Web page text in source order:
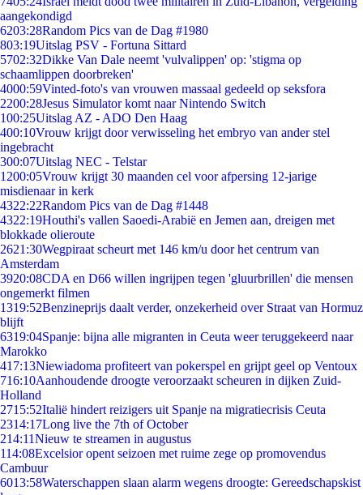
aangekondigd
6203:28Random Pics van de Dag #1980
803:19Uitslag PSV - Fortuna Sittard
5702:32Dikke Van Dale neemt 'vulvalippen' op: 'stigma op
schaamlippen doorbreken'
4000:59Vinted-foto's van vrouwen massaal gedeeld op seksfora
2200:28Jesus Simulator komt naar Nintendo Switch
100:25Uitslag AZ - ADO Den Haag
400:10Vrouw krijgt door verwisseling het embryo van ander stel
ingebracht
300:07Uitslag NEC - Telstar
1200:05Vrouw krijgt 30 maanden cel voor afpersing 12-jarige
misdienaar in kerk
4322:22Random Pics van de Dag #1448
4322:19Houthi's vallen Saoedi-Arabië en Jemen aan, dreigen met
blokkade olieroute
2621:30Wegpiraat scheurt met 146 km/u door het centrum van
Amsterdam
3920:08CDA en D66 willen ingrijpen tegen 'gluurbrillen' die mensen
ongemerkt filmen
1319:52Benzineprijs daalt verder, onzekerheid over Straat van Hormuz
blijft
6319:04Spanje: bijna alle migranten in Ceuta weer teruggekeerd naar
Marokko
417:13Niewiadoma profiteert van pokerspel en grijpt geel op Ventoux
716:10Aanhoudende droogte veroorzaakt scheuren in dijken Zuid-
Holland
2715:52Italië hindert reizigers uit Spanje na migratiecrisis Ceuta
2314:17Long live the 7th of October
214:11Nieuw te streamen in augustus
114:08Excelsior opent seizoen met ruime zege op promovendus
Cambuur
6013:58Waterschappen slaan alarm wegens droogte: Gereedschapskist